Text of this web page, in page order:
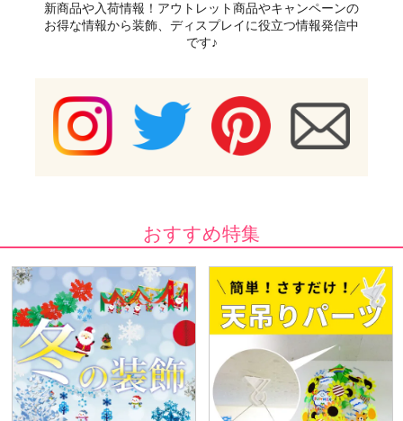
新商品や入荷情報！アウトレット商品やキャンペーンの
お得な情報から装飾、ディスプレイに役立つ情報発信中
です♪
おすすめ特集